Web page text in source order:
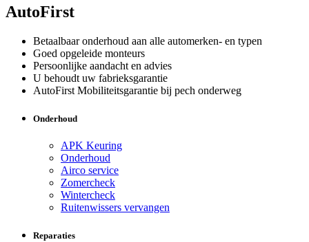
AutoFirst
Betaalbaar onderhoud aan alle automerken- en typen
Goed opgeleide monteurs
Persoonlijke aandacht en advies
U behoudt uw fabrieksgarantie
AutoFirst Mobiliteitsgarantie bij pech onderweg
Onderhoud
APK Keuring
Onderhoud
Airco service
Zomercheck
Wintercheck
Ruitenwissers vervangen
Reparaties